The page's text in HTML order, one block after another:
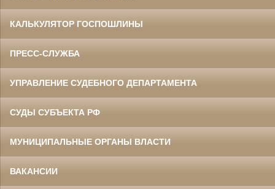
КАЛЬКУЛЯТОР ГОСПОШЛИНЫ
ПРЕСС-СЛУЖБА
УПРАВЛЕНИЕ СУДЕБНОГО ДЕПАРТАМЕНТА
СУДЫ СУБЪЕКТА РФ
МУНИЦИПАЛЬНЫЕ ОРГАНЫ ВЛАСТИ
ВАКАНСИИ